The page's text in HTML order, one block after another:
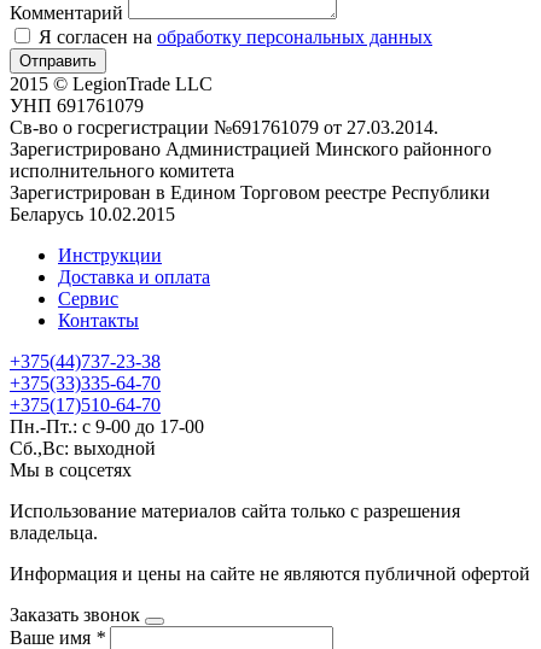
Комментарий
Я согласен на обработку персональных данных
Отправить
2015 © LegionTrade LLC
УНП 691761079
Св-во о госрегистрации №691761079 от 27.03.2014.
Зарегистрировано Администрацией Минского районного
исполнительного комитета
Зарегистрирован в Едином Торговом реестре Республики
Беларусь 10.02.2015
Инструкции
Доставка и оплата
Сервис
Контакты
+375(44)737-23-38
+375(33)335-64-70
+375(17)510-64-70
Пн.-Пт.: с 9-00 до 17-00
Сб.,Вс: выходной
Мы в соцсетях
Использование материалов сайта только с разрешения
владельца.
Информация и цены на сайте не являются публичной офертой
Заказать звонок
Ваше имя *